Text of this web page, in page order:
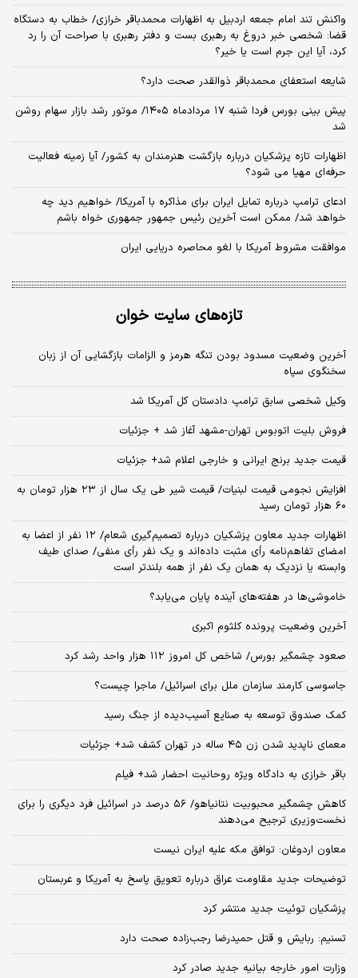
واکنش تند امام جمعه اردبیل به اظهارات محمدباقر خرازی/ خطاب به دستگاه
قضا: شخصی خبر دروغ به رهبری بست و دفتر رهبری با صراحت آن را رد
کرد، آیا این جرم است یا خیر؟
شایعه استعفای محمدباقر ذوالقدر صحت دارد؟
پیش بینی بورس فردا شنبه ۱۷ مردادماه ۱۴۰۵/ موتور رشد بازار سهام روشن
شد
اظهارات تازه پزشکیان درباره بازگشت هنرمندان به کشور/ آیا زمینه فعالیت
حرفه‌ای مهیا می شود؟
ادعای ترامپ درباره تمایل ایران برای مذاکره با آمریکا/ خواهیم دید چه
خواهد شد/ ممکن است آخرین رئیس‌ جمهور جمهوری خواه باشم
موافقت مشروط آمریکا با لغو محاصره دریایی ایران
تازه‌های سایت خوان
آخرین وضعیت مسدود بودن تنگه هرمز و الزامات بازگشایی آن از زبان
سخنگوی سپاه
وکیل شخصی سابق ترامپ دادستان کل آمریکا شد
فروش بلیت اتوبوس تهران-مشهد آغاز شد + جزئیات
قیمت جدید برنج ایرانی و خارجی اعلام شد+ جزئیات
افزایش نجومی قیمت لبنیات/ قیمت شیر طی یک سال از ۲۳ هزار تومان به
۶۰ هزار تومان رسید
اظهارات جدید معاون پزشکیان درباره تصمیم‌گیری شعام/ ۱۲ نفر از اعضا به
امضای تفاهم‌نامه رأی مثبت داده‌اند و یک نفر رأی منفی/ صدای طیف
وابسته یا نزدیک به همان یک نفر از همه بلندتر است
خاموشی‌ها در هفته‌های آینده پایان می‌یابد؟
آخرین وضعیت پرونده کلثوم اکبری
صعود چشمگیر بورس/ شاخص کل امروز ۱۱۲ هزار واحد رشد کرد
جاسوسی کارمند سازمان ملل برای اسرائیل/ ماجرا چیست؟
کمک صندوق توسعه به صنایع آسیب‌دیده از جنگ رسید
معمای ناپدید شدن زن ۴۵ ساله در تهران کشف شد+ جزئیات
باقر خرازی به دادگاه ویژه روحانیت احضار شد+ فیلم
کاهش چشمگیر محبوبیت نتانیاهو/ ۵۶ درصد در اسرائیل فرد دیگری را برای
نخست‌وزیری ترجیح می‌دهند
معاون اردوغان: توافق مکه علیه ایران نیست
توضیحات جدید مقاومت عراق درباره تعویق پاسخ به آمریکا و عربستان
پزشکیان توئیت جدید منتشر کرد
تسنیم: ربایش و قتل حمیدرضا رجب‌زاده صحت دارد
وزارت امور خارجه بیانیه جدید صادر کرد